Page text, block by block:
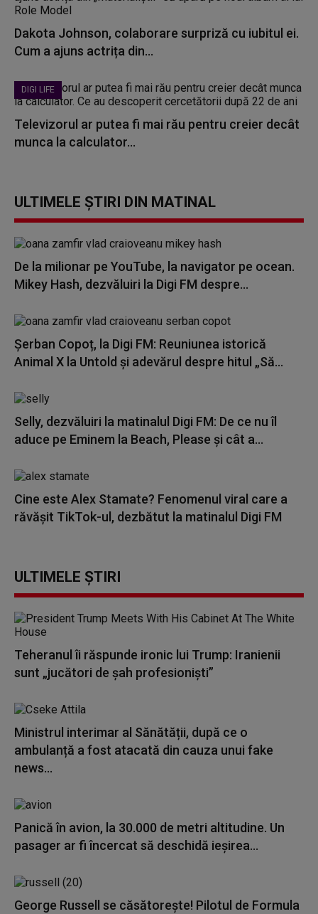
Dakota Johnson, colaborare surpriză cu iubitul ei.
Cum a ajuns actrița din...
DIGI LIFE
Televizorul ar putea fi mai rău pentru creier decât
munca la calculator...
ULTIMELE ȘTIRI DIN MATINAL
De la milionar pe YouTube, la navigator pe ocean.
Mikey Hash, dezvăluiri la Digi FM despre...
Șerban Copoț, la Digi FM: Reuniunea istorică
Animal X la Untold și adevărul despre hitul „Să...
Selly, dezvăluiri la matinalul Digi FM: De ce nu îl
aduce pe Eminem la Beach, Please și cât a...
Cine este Alex Stamate? Fenomenul viral care a
răvășit TikTok-ul, dezbătut la matinalul Digi FM
ULTIMELE ȘTIRI
Teheranul îi răspunde ironic lui Trump: Iranienii
sunt „jucători de şah profesionişti”
Ministrul interimar al Sănătății, după ce o
ambulanță a fost atacată din cauza unui fake
news...
Panică în avion, la 30.000 de metri altitudine. Un
pasager ar fi încercat să deschidă ieșirea...
George Russell se căsătorește! Pilotul de Formula